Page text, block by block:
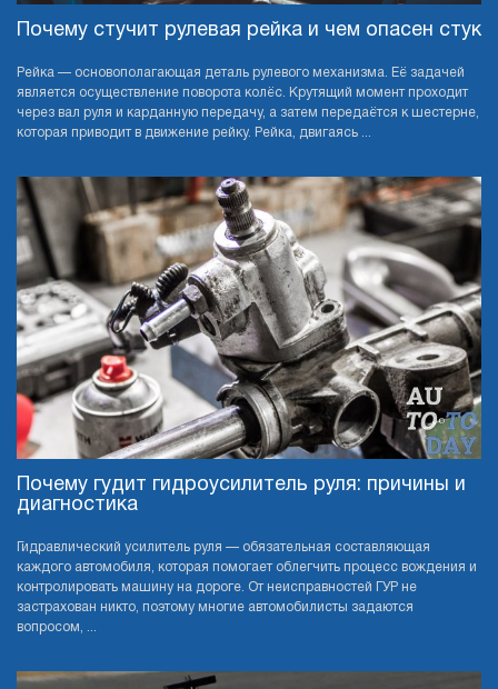
Почему стучит рулевая рейка и чем опасен стук
Рейка — основополагающая деталь рулевого механизма. Её задачей
является осуществление поворота колёс. Крутящий момент проходит
через вал руля и карданную передачу, а затем передаётся к шестерне,
которая приводит в движение рейку. Рейка, двигаясь ...
Почему гудит гидроусилитель руля: причины и
диагностика
Гидравлический усилитель руля — обязательная составляющая
каждого автомобиля, которая помогает облегчить процесс вождения и
контролировать машину на дороге. От неисправностей ГУР не
застрахован никто, поэтому многие автомобилисты задаются
вопросом, ...